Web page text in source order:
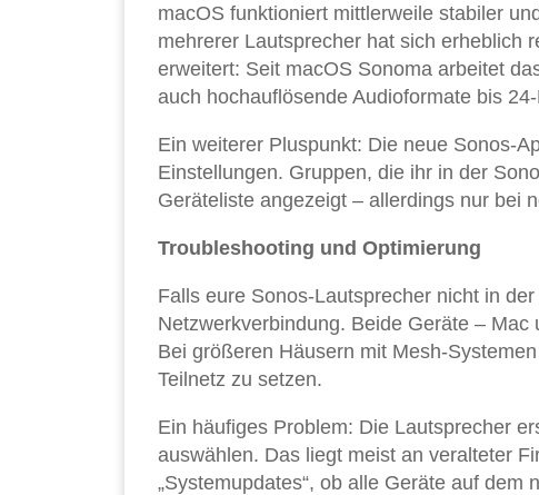
macOS funktioniert mittlerweile stabiler
mehrerer Lautsprecher hat sich erheblich
erweitert: Seit macOS Sonoma arbeitet
auch hochauflösende Audioformate bis
Ein weiterer Pluspunkt: Die neue Sonos-
Einstellungen. Gruppen, die ihr in der
Geräteliste angezeigt – allerdings nur bei
Troubleshooting und Optimierung
Falls eure Sonos-Lautsprecher nicht in
Netzwerkverbindung. Beide Geräte –
Bei größeren Häusern mit Mesh-
Teilnetz zu setzen.
Ein häufiges Problem: Die Lautsprecher
auswählen. Das liegt meist an veralteter
„Systemupdates“, ob alle Geräte auf dem